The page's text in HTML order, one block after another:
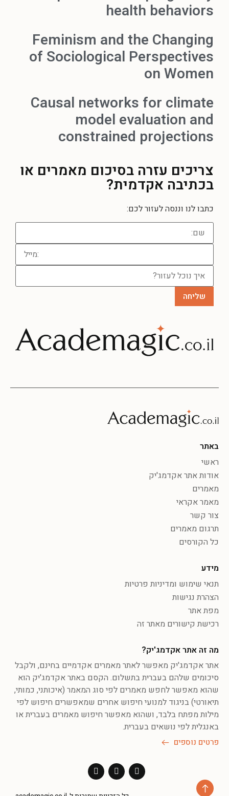
health behaviors
Feminism and the Changing
of Sociological Perspectives
on Women
Causal networks for climate
model evaluation and
constrained projections
צריכים עזרה בסיכום מאמרים או
בכתיבה אקדמית?
כתבו לנו וננסה לעזור לכם:
באתר
ראשי
אודות אתר אקדמג'יק
מאמרים
מאמר אקראי
צור קשר
תרגום מאמרים
כל הקורסים
מידע
תנאי שימוש ומדיניות פרטיות
הצהרת נגישות
מפת אתר
רכישת קישורים מאתר זה
מה זה אתר אקדמג'יק?
אתר אקדמג'יק מאפשר לאתר מאמרים אקדמיים בחינם, ולקבל
סיכומים שלהם בעברית בתשלום. הקסם באתר אקדמג'יק הוא
שהוא מאפשר לחפש מאמרים לפי סוג המאמר (איכותני, כמותי,
תיאורטי) בניגוד למנועי חיפוש אחרים שמאפשרים חיפוש לפי
מילות מפתח בלבד, ושהוא מאפשר חיפוש מאמרים בעברית או
באנגלית לפי נושאים בעברית.
פרטים נוספים